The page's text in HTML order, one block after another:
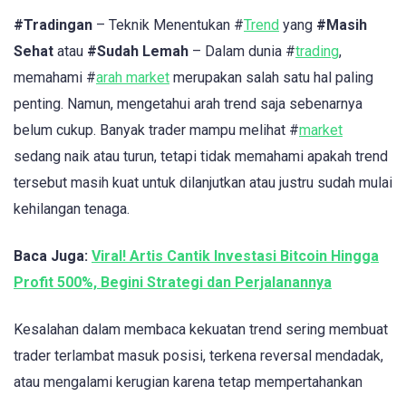
#Tradingan – Teknik Menentukan #Trend yang #Masih
Sehat atau #Sudah Lemah – Dalam dunia #trading,
memahami #arah market merupakan salah satu hal paling
penting. Namun, mengetahui arah trend saja sebenarnya
belum cukup. Banyak trader mampu melihat #market
sedang naik atau turun, tetapi tidak memahami apakah trend
tersebut masih kuat untuk dilanjutkan atau justru sudah mulai
kehilangan tenaga.
Baca Juga: Viral! Artis Cantik Investasi Bitcoin Hingga
Profit 500%, Begini Strategi dan Perjalanannya
Kesalahan dalam membaca kekuatan trend sering membuat
trader terlambat masuk posisi, terkena reversal mendadak,
atau mengalami kerugian karena tetap mempertahankan